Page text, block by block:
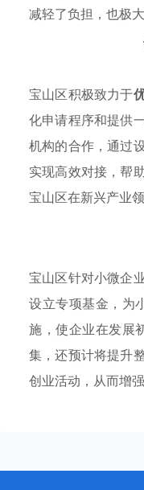
减轻了负担，也极
宝山区积极致力于
化申请程序和提供
机构的合作，通过
实现高效对接，帮
宝山区在新兴产业
宝山区针对小微企
设立专项基金，为
施，使企业在发展
集，还预计将提升
创业活动，从而增